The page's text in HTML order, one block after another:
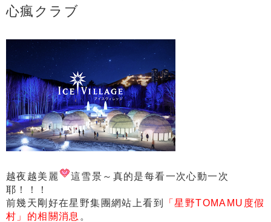
心瘋クラブ
越夜越美麗
這雪景～真的是每看一次心動一次
耶！！！
前幾天剛好在星野集團網站上看到
「星野TOMAMU度假
村」的相關消息 。